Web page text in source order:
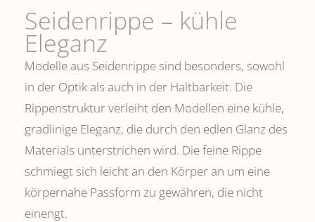
Seidenrippe­ – kühle
Eleganz
Modelle aus Seidenrippe sind besonders, sowohl
in der Optik als auch in der Haltbarkeit. Die
Rippenstruktur verleiht den Modellen eine kühle,
gradlinige Eleganz, die durch den edlen Glanz des
Materials unterstrichen wird. Die feine Rippe
schmiegt sich leicht an den Körper an um eine
körpernahe Passform zu gewähren, die nicht
einengt.